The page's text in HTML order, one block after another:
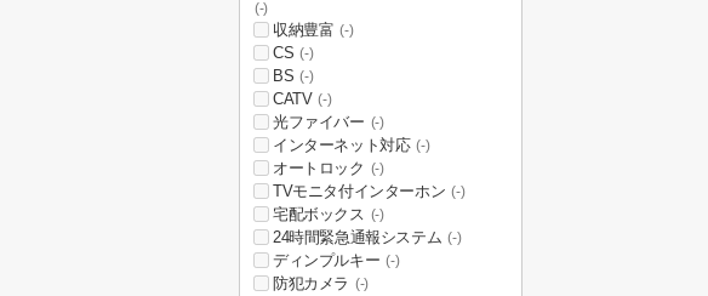
(-)
収納豊富 (-)
CS (-)
BS (-)
CATV (-)
光ファイバー (-)
インターネット対応 (-)
オートロック (-)
TVモニタ付インターホン (-)
宅配ボックス (-)
24時間緊急通報システム (-)
ディンプルキー (-)
防犯カメラ (-)